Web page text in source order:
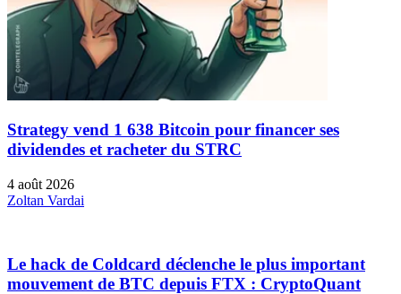
Strategy vend 1 638 Bitcoin pour financer ses
dividendes et racheter du STRC
4 août 2026
Zoltan Vardai
Le hack de Coldcard déclenche le plus important
mouvement de BTC depuis FTX : CryptoQuant